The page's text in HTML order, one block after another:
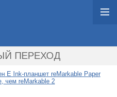
ПЕРЕХОД
E Ink-планшет reMarkable Paper
чем reMarkable 2